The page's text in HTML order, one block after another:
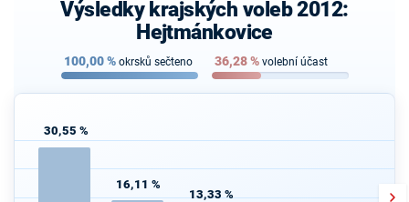
Výsledky krajských voleb 2012:
Hejtmánkovice
100,00% okrsků sečteno 36,28% volební účast
30,55 %
16,11 %
13,33 %